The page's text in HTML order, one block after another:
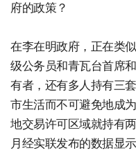
府的政策？
在李在明政府，正在类
级公务员和青瓦台首席
有者，还有多人持有三
市生活而不可避免地成
地交易许可区域就持有
月经实联发布的数据显